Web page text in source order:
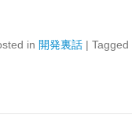
in 開発裏話 | Tagged